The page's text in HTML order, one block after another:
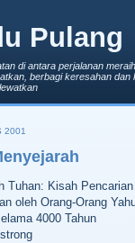
Pulang
di antara perjalanan
berbagi keresahan
2001
Tuhan: Kisah Pencarian
oleh Orang-Orang
4000 Tahun